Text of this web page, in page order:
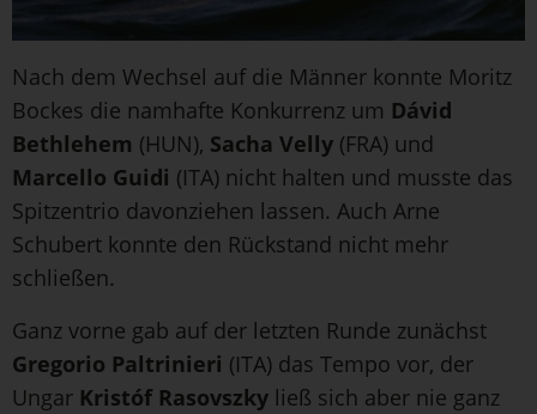
Nach dem Wechsel auf die Männer konnte Moritz
Bockes die namhafte Konkurrenz um Dávid
Bethlehem (HUN), Sacha Velly (FRA) und
Marcello Guidi (ITA) nicht halten und musste das
Spitzentrio davonziehen lassen. Auch Arne
Schubert konnte den Rückstand nicht mehr
schließen.
Ganz vorne gab auf der letzten Runde zunächst
Gregorio Paltrinieri (ITA) das Tempo vor, der
Ungar Kristóf Rasovszky ließ sich aber nie ganz